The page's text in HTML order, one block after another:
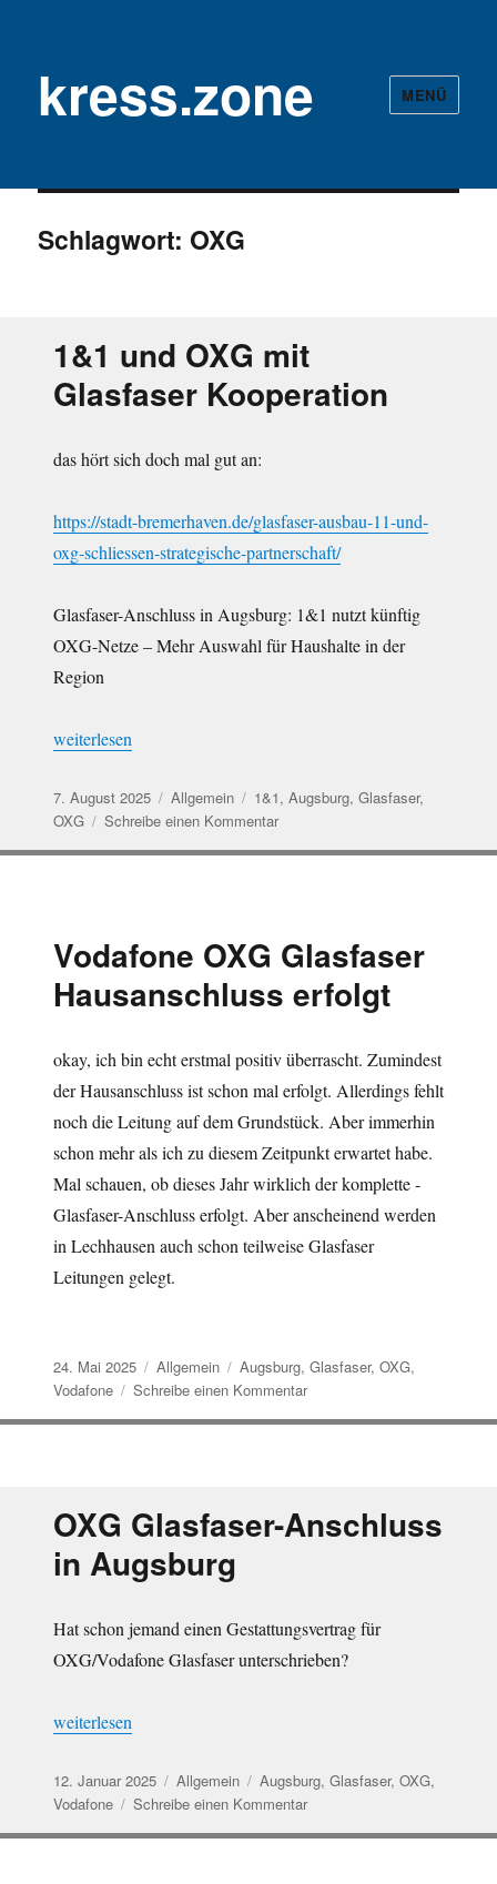
kress.zone MENÜ
Schlagwort: OXG
1&1 und OXG mit
Glasfaser Kooperation
das hört sich doch mal gut an:
https://stadt-bremerhaven.de/glasfaser-ausbau-11-und-
oxg-schliessen-strategische-partnerschaft/
Glasfaser-Anschluss in Augsburg: 1&1 nutzt künftig
OXG-Netze – Mehr Auswahl für Haushalte in der
Region
„1&1 und OXG mit Glasfaser Kooperation“
weiterlesen
Veröffentlicht
am
7. August 2025 Kategorien
Allgemein Schlagwörter
1&1, Augsburg, Glasfaser,
OXG
Schreibe einen Kommentarzu
Kooperation
Vodafone OXG Glasfaser
Hausanschluss erfolgt
okay, ich bin echt erstmal positiv überrascht. Zumindest
der Hausanschluss ist schon mal erfolgt. Allerdings fehlt
noch die Leitung auf dem Grundstück. Aber immerhin
schon mehr als ich zu diesem Zeitpunkt erwartet habe.
Mal schauen, ob dieses Jahr wirklich der komplette -
Glasfaser-Anschluss erfolgt. Aber anscheinend werden
in Lechhausen auch schon teilweise Glasfaser
Leitungen gelegt.
Veröffentlicht
am
24. Mai 2025 Kategorien
Allgemein Schlagwörter
Augsburg, Glasfaser, OXG,
Vodafone
Schreibe einen Kommentarzu
OXG Glasfaser-Anschluss
in Augsburg
Hat schon jemand einen Gestattungsvertrag für
OXG/Vodafone Glasfaser unterschrieben?
„OXG Glasfaser-Anschluss in Augsburg“
weiterlesen
Veröffentlicht
am
12. Januar 2025 Kategorien
Allgemein Schlagwörter
Augsburg, Glasfaser, OXG,
Vodafone
Schreibe einen Kommentarzu